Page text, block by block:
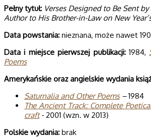
Pełny tytuł: Verses Designed to Be Sent
Author to His Brother-in-Law on New
Data powsta­nia: nieznana, może nawet
Data i miej­sce pierw­szej publi­ka­cji:1984,
Poems
Ame­ry­kań­skie oraz angiel­skie wyda­nia
Satur­na­lia and Other Poems–1984
The Ancient Track: Com­plete
craft- 2001 (wzn. w 2013)
Pol­skie wydania: brak